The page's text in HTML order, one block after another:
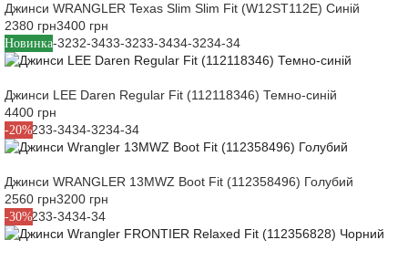
Джинси WRANGLER Texas Slim Slim Fit (W12ST112E) Синій
2380 грн3400 грн
Новинка
30-3432-3232-3433-3233-3434-3234-34
Джинси LEE Daren Regular Fit (112118346) Темно-синій
4400 грн
-20%
33-3233-3434-3234-34
Джинси WRANGLER 13MWZ Boot Fit (112358496) Голубий
2560 грн3200 грн
-30%
32-3233-3434-34